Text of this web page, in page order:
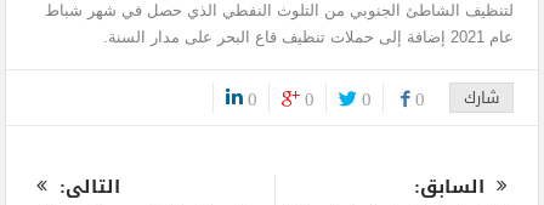
لتنظيف الشاطئ الجنوبي من التلوث النفطي الذي حصل في شهر شباط
عام 2021 إضافة إلى حملات تنظيف قاع البحر على مدار السنة.
شارك 0
0
0
0
السابق:
التالى: